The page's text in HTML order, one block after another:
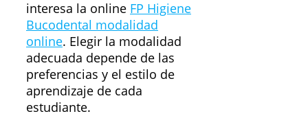
interesa la online FP Higiene
Bucodental modalidad
online. Elegir la modalidad
adecuada depende de las
preferencias y el estilo de
aprendizaje de cada
estudiante.